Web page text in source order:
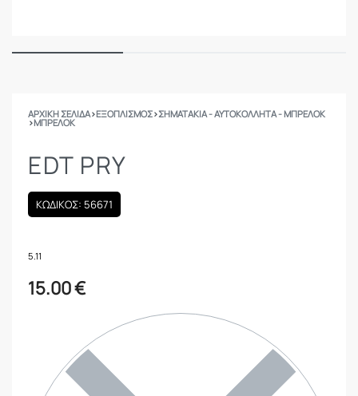
ΑΡΧΙΚΉ ΣΕΛΊΔΑ›ΕΞΟΠΛΙΣΜΟΣ›ΣΗΜΑΤΆΚΙΑ - ΑΥΤΟΚΌΛΛΗΤΑ - ΜΠΡΕΛΌΚ
›ΜΠΡΕΛΌΚ
EDT PRY
ΚΩΔΙΚΟΣ: 56671
5.11
15.00€